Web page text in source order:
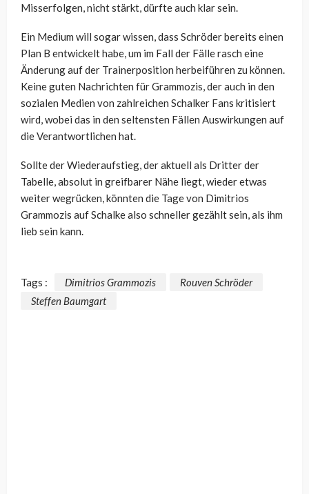
Misserfolgen, nicht stärkt, dürfte auch klar sein.
Ein Medium will sogar wissen, dass Schröder bereits einen
Plan B entwickelt habe, um im Fall der Fälle rasch eine
Änderung auf der Trainerposition herbeiführen zu können.
Keine guten Nachrichten für Grammozis, der auch in den
sozialen Medien von zahlreichen Schalker Fans kritisiert
wird, wobei das in den seltensten Fällen Auswirkungen auf
die Verantwortlichen hat.
Sollte der Wiederaufstieg, der aktuell als Dritter der
Tabelle, absolut in greifbarer Nähe liegt, wieder etwas
weiter wegrücken, könnten die Tage von Dimitrios
Grammozis auf Schalke also schneller gezählt sein, als ihm
lieb sein kann.
Tags : Dimitrios Grammozis
Rouven Schröder
Steffen Baumgart